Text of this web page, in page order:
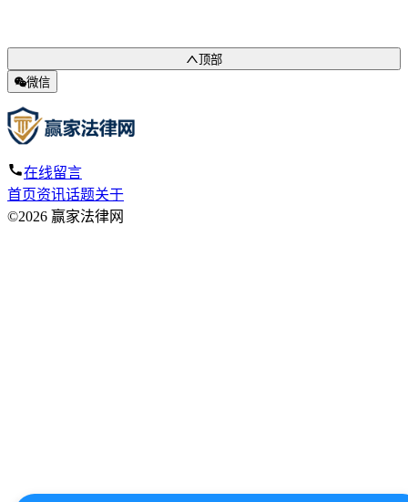
顶部
微信
在线留言
首页资讯话题关于
©2026 赢家法律网